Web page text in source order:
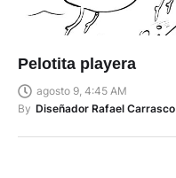
Pelotita playera
agosto 9, 4:45 AM
By Diseñador Rafael Carrasco